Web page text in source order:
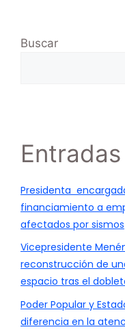
Buscar
Presidenta
financiamiento a
afectados por sismos
Vicepresidente
reconstrucción de
espacio tras el
Poder Popular y
diferencia en la